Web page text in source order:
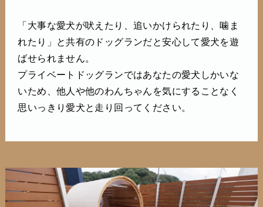
「大事な愛犬が吠えたり、追いかけられたり、噛ま
れたり」と共有のドッグランだと安心して愛犬を遊
ばせられません。
プライベートドッグランではあなたの愛犬しかいな
いため、他人や他のわんちゃんを気にすることなく
思いっきり愛犬と走り回ってください。